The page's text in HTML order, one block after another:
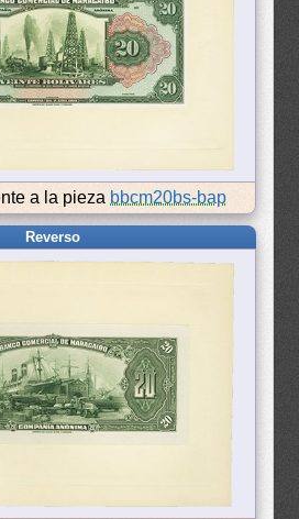
a la pieza bbcm20bs-bap
Reverso